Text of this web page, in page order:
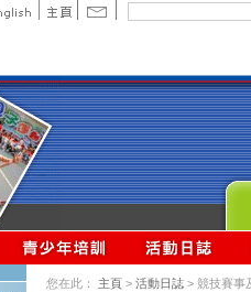
您在此： 主頁 > 活動日誌 > 競技賽事